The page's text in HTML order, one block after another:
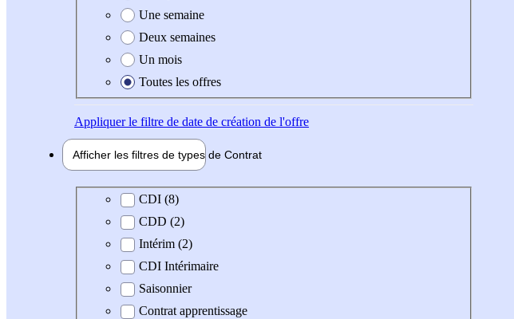
Une semaine
Deux semaines
Un mois
Toutes les offres
Appliquerle filtre de date de création de l'offre
Afficher les filtres de types de Contrat
Type de contrat
CDI (8)
CDD (2)
Intérim (2)
CDI Intérimaire
Saisonnier
Contrat apprentissage